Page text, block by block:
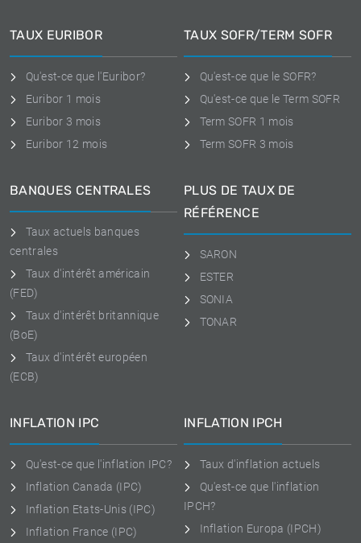
TAUX EURIBOR
Qu'est-ce que l'Euribor?
Euribor 1 mois
Euribor 3 mois
Euribor 12 mois
TAUX SOFR/TERM SOFR
Qu'est-ce que le SOFR?
Qu'est-ce que le Term SOFR
Term SOFR 1 mois
Term SOFR 3 mois
BANQUES CENTRALES
Taux actuels banques
centrales
Taux d'intérêt américain
(FED)
Taux d'intérêt britannique
(BoE)
Taux d'intérêt européen
(ECB)
PLUS DE TAUX DE
RÉFÉRENCE
SARON
ESTER
SONIA
TONAR
INFLATION IPC
Qu'est-ce que l'inflation IPC?
Inflation Canada (IPC)
Inflation Etats-Unis (IPC)
Inflation France (IPC)
INFLATION IPCH
Taux d'inflation actuels
Qu'est-ce que l'inflation
IPCH?
Inflation Europa (IPCH)